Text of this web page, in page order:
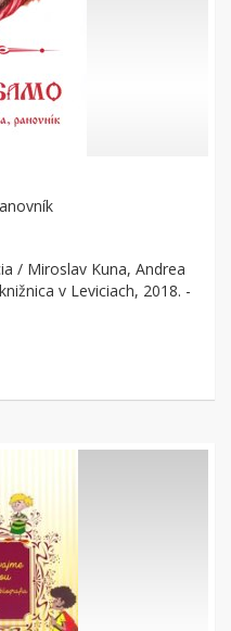
/ Miroslav Kuna, Andrea
v Leviciach, 2018. -